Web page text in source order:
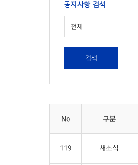
공지사항 검색
전체
검색
No 구분
119 새소식